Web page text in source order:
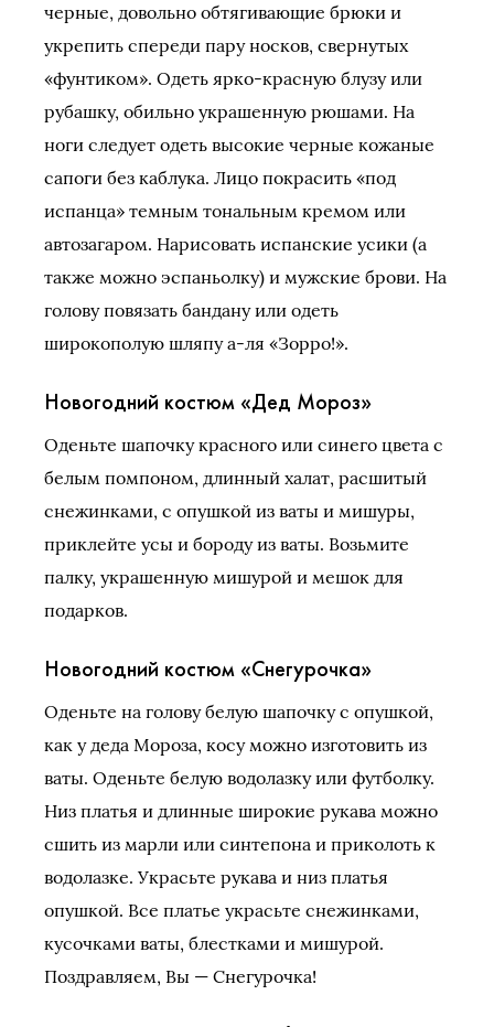
черные, довольно обтягивающие брюки и
укрепить спереди пару носков, свернутых
«фунтиком». Одеть ярко-красную блузу или
рубашку, обильно украшенную рюшами. На
ноги следует одеть высокие черные кожаные
сапоги без каблука. Лицо покрасить «под
испанца» темным тональным кремом или
автозагаром. Нарисовать испанские усики (а
также можно эспаньолку) и мужские брови. На
голову повязать бандану или одеть
широкополую шляпу а-ля «Зорро!».
Новогодний костюм «Дед Мороз»
Оденьте шапочку красного или синего цвета с
белым помпоном, длинный халат, расшитый
снежинками, с опушкой из ваты и мишуры,
приклейте усы и бороду из ваты. Возьмите
палку, украшенную мишурой и мешок для
подарков.
Новогодний костюм «Снегурочка»
Оденьте на голову белую шапочку с опушкой,
как у деда Мороза, косу можно изготовить из
ваты. Оденьте белую водолазку или футболку.
Низ платья и длинные широкие рукава можно
сшить из марли или синтепона и приколоть к
водолазке. Украсьте рукава и низ платья
опушкой. Все платье украсьте снежинками,
кусочками ваты, блестками и мишурой.
Поздравляем, Вы — Снегурочка!